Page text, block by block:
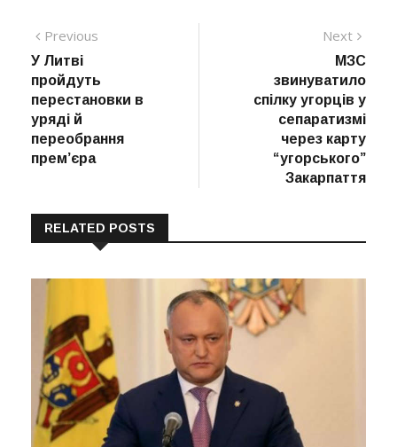
Навігація
записів
Previous
У Литві
пройдуть
перестановки в
уряді й
переобрання
прем’єра
Next
post:
МЗС
звинуватило
спілку угорців у
сепаратизмі
через карту
“угорського”
Закарпаття
RELATED POSTS